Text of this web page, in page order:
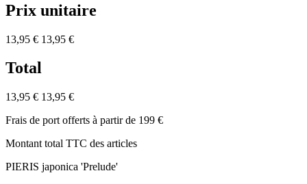
Prix unitaire
13,95 € 13,95 €
Total
13,95 € 13,95 €
Frais de port offerts à partir de 199 €
Montant total TTC des articles
PIERIS japonica 'Prelude'